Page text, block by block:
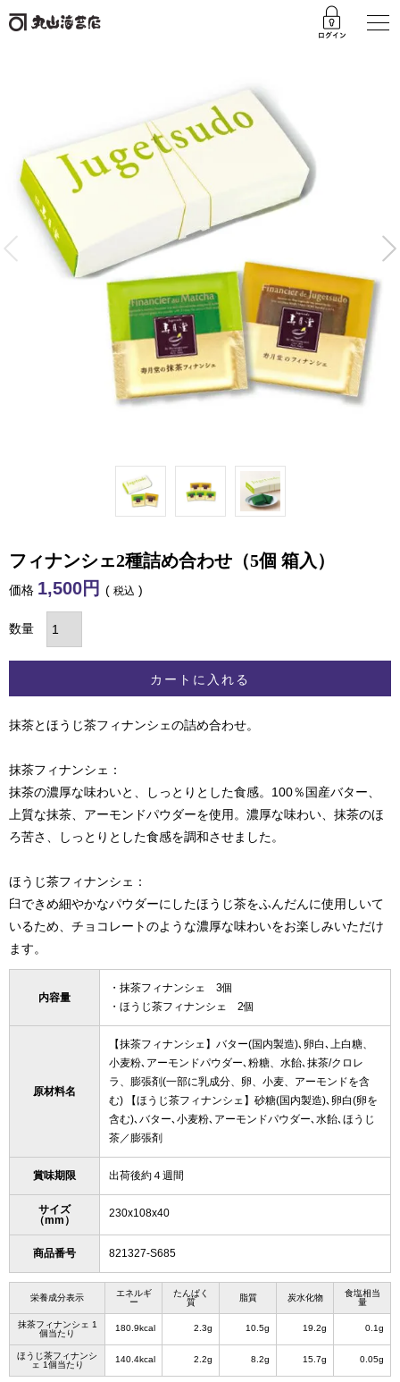
フィナンシェ2種詰め合わせ（5個 箱入）
価格 1,500 税込
カートに入れる
抹茶とほうじ茶フィナンシェの詰め合わせ。
抹茶フィナンシェ：
抹茶の濃厚な味わいと、しっとりとした食感。100％国産バター、
上質な抹茶、アーモンドパウダーを使用。濃厚な味わい、抹茶のほ
ろ苦さ、しっとりとした食感を調和させました。
ほうじ茶フィナンシェ：
臼できめ細やかなパウダーにしたほうじ茶をふんだんに使用しいて
いるため、チョコレートのような濃厚な味わいをお楽しみいただけ
ます。
内容量
・抹茶フィナンシェ 3個
・ほうじ茶フィナンシェ 2個
原材料名
【抹茶フィナンシェ】バター(国内製造)､卵白､上白糖、
小麦粉､アーモンドパウダー､粉糖、水飴､抹茶/クロレ
ラ、膨張剤(一部に乳成分、卵、小麦、アーモンドを含
む) 【ほうじ茶フィナンシェ】砂糖(国内製造)､卵白(卵を
含む)､バター､小麦粉､アーモンドパウダー､水飴､ほうじ
茶／膨張剤
賞味期限 出荷後約４週間
サイズ
（mm）
230x108x40
商品番号 821327-S685
栄養成分表示
エネルギ
ー
たんぱく
質
脂質 炭水化物
食塩相当
量
抹茶フィナンシェ 1
個当たり
180.9kcal 2.3g 10.5g 19.2g 0.1g
ほうじ茶フィナンシ
ェ 1個当たり
140.4kcal 2.2g 8.2g 15.7g 0.05g